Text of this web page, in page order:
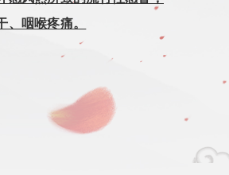
咽喉疼痛。